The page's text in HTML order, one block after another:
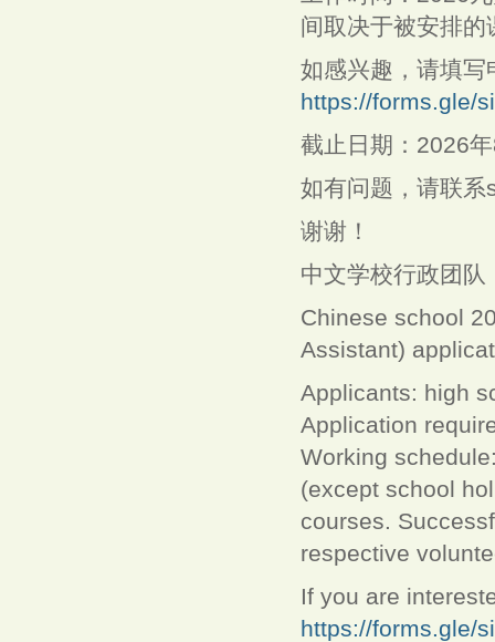
间取决于被安排
如感兴趣，请填写
https://forms.gle/
截止日期：2026
如有问题，请联
谢谢！
中文学校行政团队
Chinese school
Assistant)
Applicants: high
Application
Working
(except school
courses.
respective
If you are
https://forms.gle/